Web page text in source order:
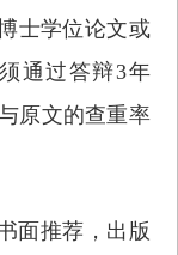
士学位论文或
通过答辩3年
原文的查重率
面推荐，出版